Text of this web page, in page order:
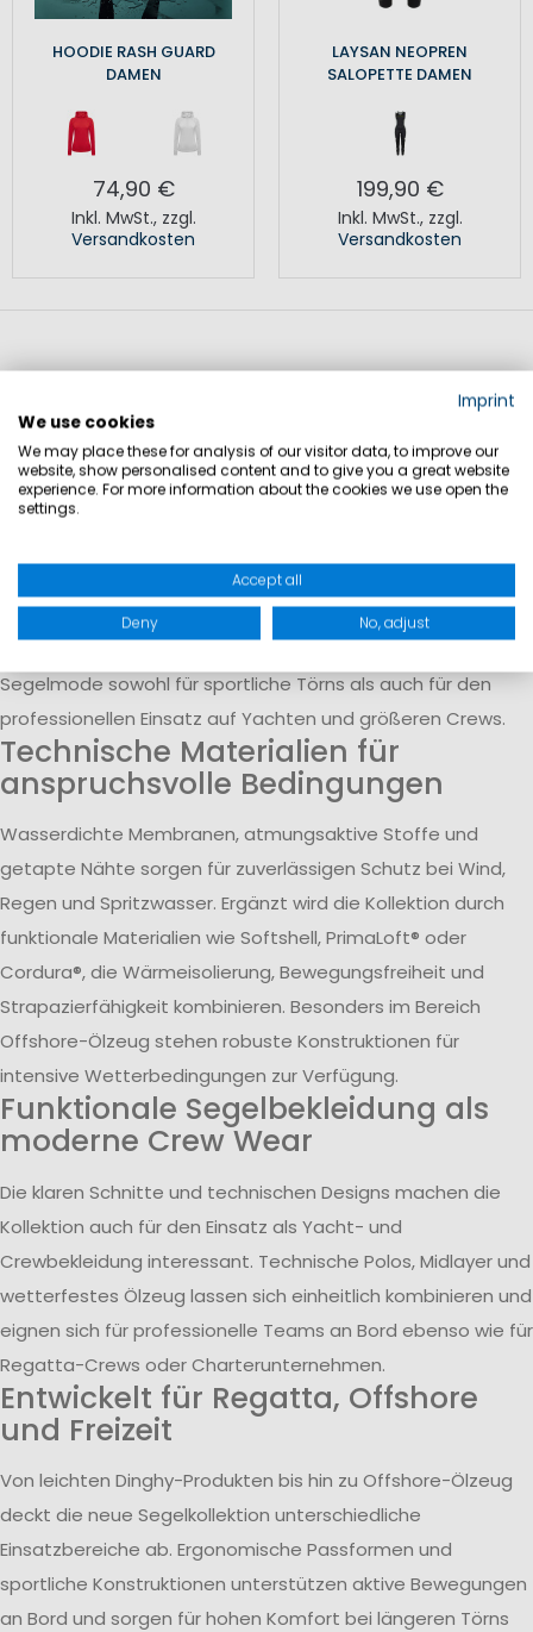
HOODIE RASH GUARD
DAMEN
74,90 €
Inkl. MwSt., zzgl.
Versandkosten
LAYSAN NEOPREN
SALOPETTE DAMEN
199,90 €
Inkl. MwSt., zzgl.
Versandkosten
Neue Segelbekleidung für
Wassersport und Yachtalltag
Die aktuelle Kollektion umfasst wasserdichte Segeljacken,
Trockenanzüge, Neoprenbekleidung und technische
Midlayer für Damen und Herren. Entwickelt für Inshore-,
Offshore- und Regattaeinsätze, eignet sich die neue
Segelmode sowohl für sportliche Törns als auch für den
professionellen Einsatz auf Yachten und größeren Crews.
Technische Materialien für
anspruchsvolle Bedingungen
Wasserdichte Membranen, atmungsaktive Stoffe und
getapte Nähte sorgen für zuverlässigen Schutz bei Wind,
Regen und Spritzwasser. Ergänzt wird die Kollektion durch
funktionale Materialien wie Softshell, PrimaLoft® oder
Cordura®, die Wärmeisolierung, Bewegungsfreiheit und
Strapazierfähigkeit kombinieren. Besonders im Bereich
Offshore-Ölzeug stehen robuste Konstruktionen für
intensive Wetterbedingungen zur Verfügung.
Funktionale Segelbekleidung als
moderne Crew Wear
Die klaren Schnitte und technischen Designs machen die
Kollektion auch für den Einsatz als Yacht- und
Crewbekleidung interessant. Technische Polos, Midlayer und
wetterfestes Ölzeug lassen sich einheitlich kombinieren und
eignen sich für professionelle Teams an Bord ebenso wie für
Regatta-Crews oder Charterunternehmen.
Entwickelt für Regatta, Offshore
und Freizeit
Von leichten Dinghy-Produkten bis hin zu Offshore-Ölzeug
deckt die neue Segelkollektion unterschiedliche
Einsatzbereiche ab. Ergonomische Passformen und
sportliche Konstruktionen unterstützen aktive Bewegungen
an Bord und sorgen für hohen Komfort bei längeren Törns
Imprint
We use cookies
We may place these for analysis of our visitor data, to improve our
website, show personalised content and to give you a great website
experience. For more information about the cookies we use open the
settings.
Accept all
Deny No, adjust